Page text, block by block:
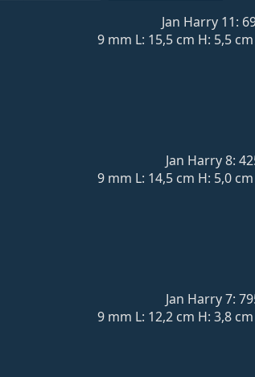
Jan Harry 11:
9 mm L: 15,5 cm H: 5,5
Jan Harry 8:
9 mm L: 14,5 cm H: 5,0
Jan Harry 7:
9 mm L: 12,2 cm H: 3,8